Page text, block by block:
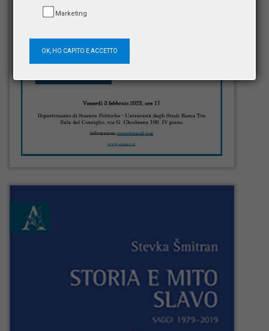
Marketing
OK, HO CAPITO E ACCETTO